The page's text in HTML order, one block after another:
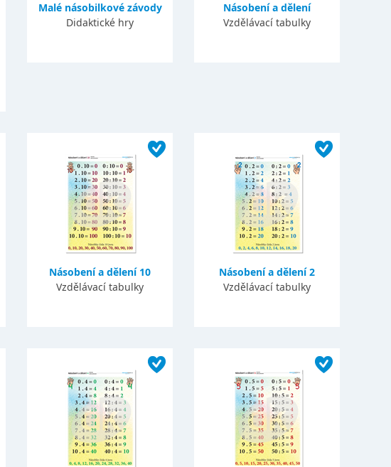
Malé násobilkové závody
Didaktické hry
Násobení a dělení
Vzdělávací tabulky
Násobení a dělení 10
Vzdělávací tabulky
Násobení a dělení 2
Vzdělávací tabulky